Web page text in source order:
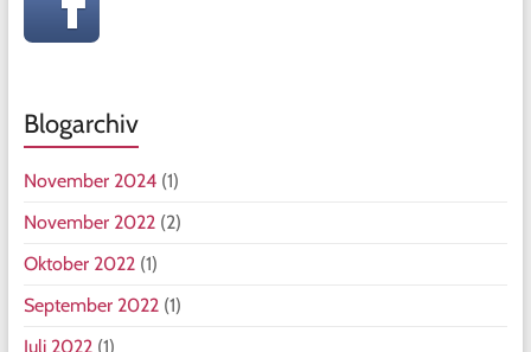
Blogarchiv
November 2024(1)
November 2022(2)
Oktober 2022(1)
September 2022(1)
Juli 2022(1)